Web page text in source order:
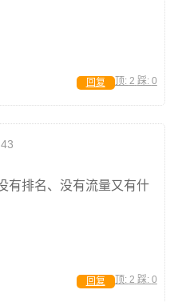
顶: 2 踩: 0
回复
有排名、没有流量又有什
顶: 2 踩: 0
回复